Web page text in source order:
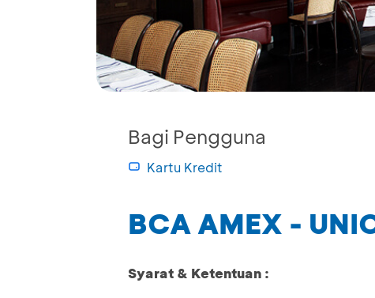
Bagi Pengguna
Kartu Kredit
BCA AMEX -
Syarat & Ketentuan :